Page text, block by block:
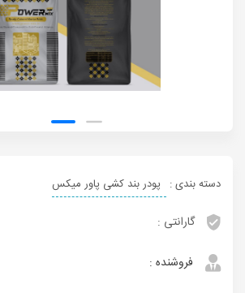
دسته بندی : پودر بند کشی پاور میکس
گارانتی :
فروشنده :